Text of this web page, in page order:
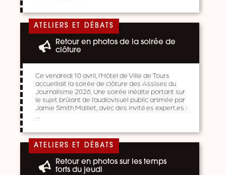
ATELIERS ET DÉBATS
Retour en photos de la soirée de
clôture
Ce vendredi 10 avril, l’Hôtel de Ville de Tours
accueillait la soirée de clôture des Assises du
Journalisme 2026. Une soirée inédite portant sur
le sujet brûlant de l’audiovisuel public animée par
Jamie Smith Maillet, avec des invité.es expert.es :
ATELIERS ET DÉBATS
Retour en photos sur les temps
forts du jeudi